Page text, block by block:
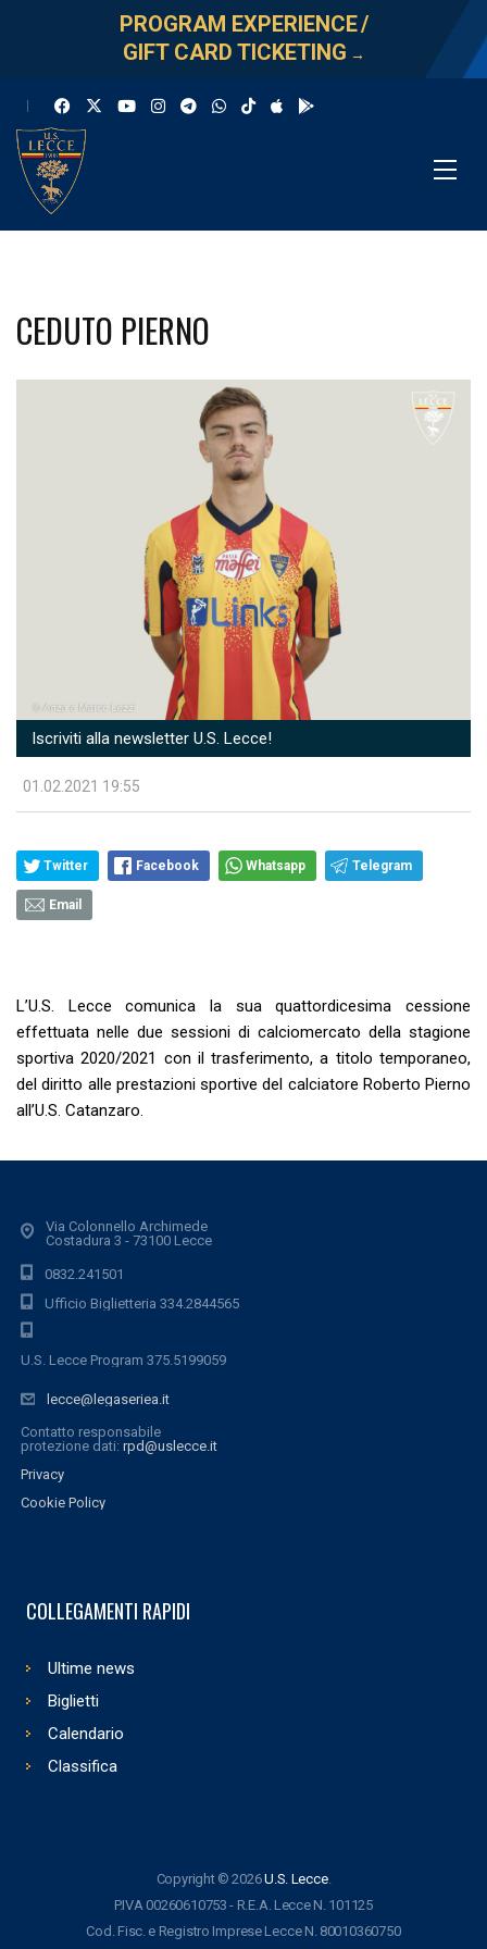
PROGRAM EXPERIENCE/
GIFT CARD TICKETING →
CEDUTO PIERNO
Iscriviti alla newsletter U.S. Lecce!
01.02.2021 19:55
Twitter Facebook Whatsapp Telegram
Email
L’U.S. Lecce comunica la sua quattordicesima cessione
effettuata nelle due sessioni di calciomercato della stagione
sportiva 2020/2021 con il trasferimento, a titolo temporaneo,
del diritto alle prestazioni sportive del calciatore Roberto Pierno
all’U.S. Catanzaro.
Via Colonnello Archimede
Costadura 3 - 73100 Lecce
0832.241501
Ufficio Biglietteria 334.2844565
U.S. Lecce Program 375.5199059
lecce@legaseriea.it
Contatto responsabile
protezione dati: rpd@uslecce.it
Privacy
Cookie Policy
COLLEGAMENTI RAPIDI
Ultime news
Biglietti
Calendario
Classifica
Copyright © 2026U.S. Lecce.
P.IVA 00260610753 - R.E.A. Lecce N. 101125
Cod. Fisc. e Registro Imprese Lecce N. 80010360750